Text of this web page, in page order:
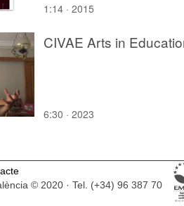
1:14 · 2015
CIVAE Arts in
6:30 · 2023
© 2020 · Tel. (+34) 96 387 70